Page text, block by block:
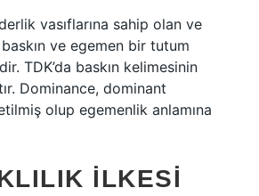
vasıflarına sahip olan ve
ve egemen bir tutum
TDK’da baskın kelimesinin
Dominance, dominant
olup egemenlik anlamına
ILKESI